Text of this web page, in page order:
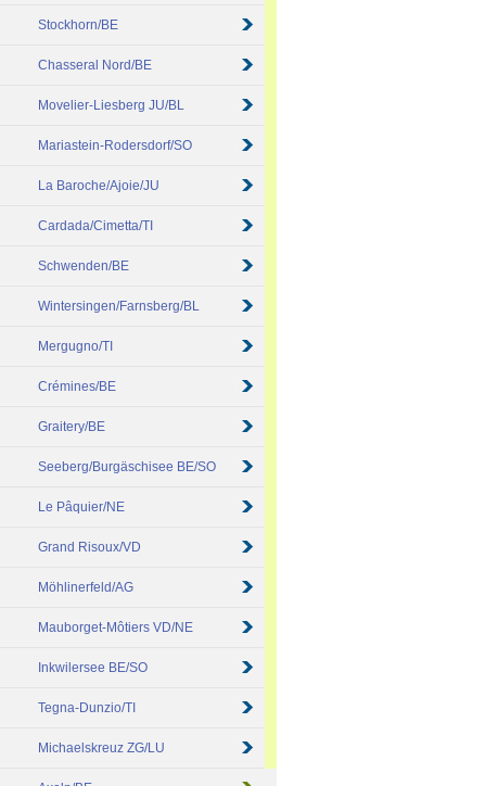
Stockhorn/BE
Chasseral Nord/BE
Movelier-Liesberg JU/BL
Mariastein-Rodersdorf/SO
La Baroche/Ajoie/JU
Cardada/Cimetta/TI
Schwenden/BE
Wintersingen/Farnsberg/BL
Mergugno/TI
Crémines/BE
Graitery/BE
Seeberg/Burgäschisee BE/SO
Le Pâquier/NE
Grand Risoux/VD
Möhlinerfeld/AG
Mauborget-Môtiers VD/NE
Inkwilersee BE/SO
Tegna-Dunzio/TI
Michaelskreuz ZG/LU